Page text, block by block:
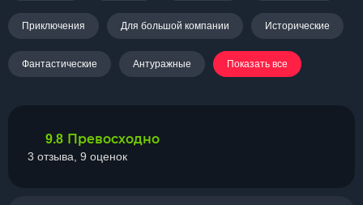
Приключения Для большой компании Исторические
Фантастические Антуражные Показать все
9.8 Превосходно
3 отзыва, 9 оценок